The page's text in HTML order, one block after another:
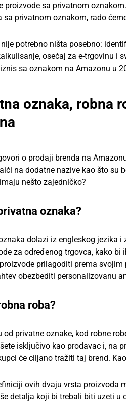
proizvode sa privatnom
sa privatnom oznakom, rado
nije potrebno ništa posebno:
osećaj za e-trgovinu i
sa oznakom na Amazonu u
oznaka, robna
o prodaji brenda na
na dodatne nazive kao što su
nešto zajedničko?
oznaka?
dolazi iz engleskog jezika
za određenog trgovca, kako
prilagoditi prema
obezbediti personalizovanu
roba?
od privatne oznake, kod robne
isključivo kao prodavac i, na
će ciljano tražiti taj brend.
ovih dvaju vrsta proizvoda
detalja koji bi trebali biti uzeti u